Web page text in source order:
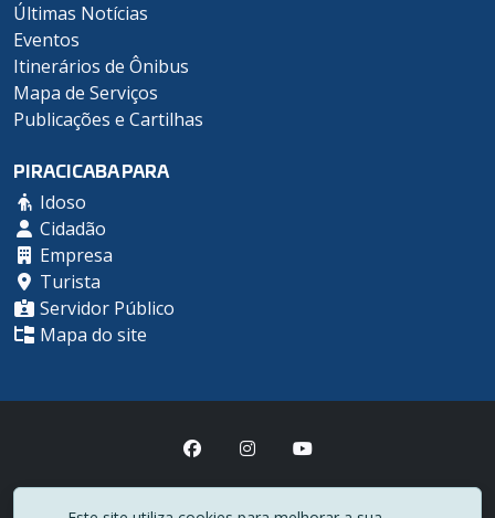
Últimas Notícias
Eventos
Itinerários de Ônibus
Mapa de Serviços
Publicações e Cartilhas
PIRACICABA PARA
Idoso
Cidadão
Empresa
Turista
Servidor Público
Mapa do site